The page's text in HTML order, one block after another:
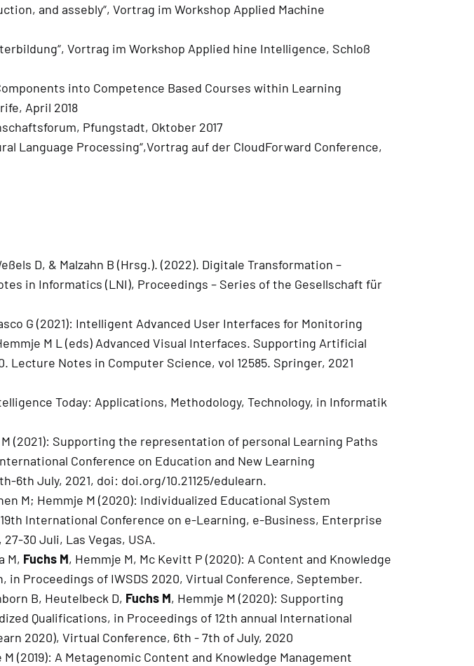
and assebly“, Vortrag im Workshop Applied Machine
Vortrag im Workshop Applied hine Intelligence, Schloß
into Competence Based Courses within Learning
April 2018
Pfungstadt, Oktober 2017
Language Processing“,Vortrag auf der CloudForward Conference,
D, & Malzahn B (Hrsg.). (2022). Digitale Transformation –
in Informatics (LNI), Proceedings – Series of the Gesellschaft für
G (2021): Intelligent Advanced User Interfaces for Monitoring
M L (eds) Advanced Visual Interfaces. Supporting Artificial
Lecture Notes in Computer Science, vol 12585. Springer, 2021
Today: Applications, Methodology, Technology, in Informatik
(2021): Supporting the representation of personal Learning Paths
Conference on Education and New Learning
6th July, 2021, doi: doi.org/10.21125/edulearn.
M; Hemmje M (2020): Individualized Educational System
International Conference on e-Learning, e-Business, Enterprise
30 Juli, Las Vegas, USA.
M, Fuchs M, Hemmje M, Mc Kevitt P (2020): A Content and Knowledge
Proceedings of IWSDS 2020, Virtual Conference, September.
B, Heutelbeck D, Fuchs M, Hemmje M (2020): Supporting
Qualifications, in Proceedings of 12th annual International
2020), Virtual Conference, 6th - 7th of July, 2020
M (2019): A Metagenomic Content and Knowledge Management